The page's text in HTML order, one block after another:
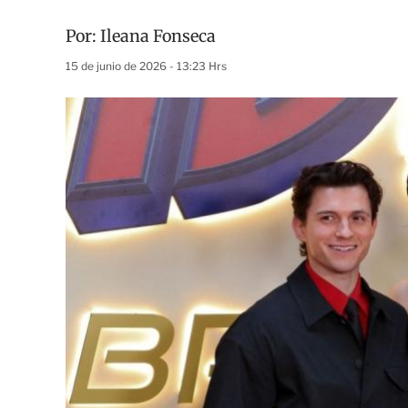
Por: Ileana Fonseca
15 de junio de 2026 - 13:23 Hrs